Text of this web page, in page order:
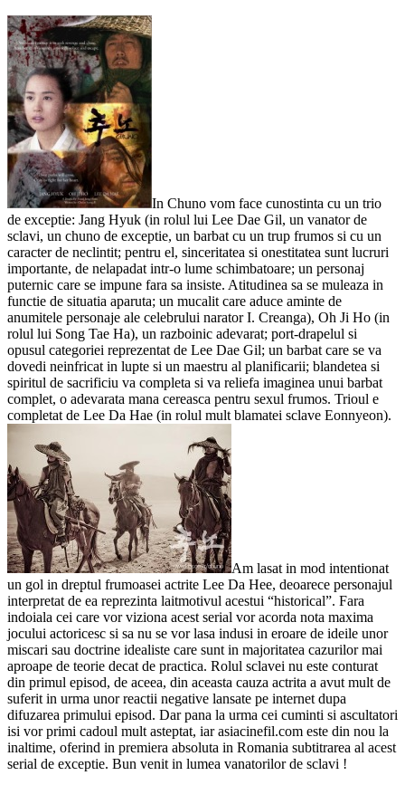
In Chuno vom face cunostinta cu un trio
de exceptie: Jang Hyuk (in rolul lui Lee Dae Gil, un vanator de
sclavi, un chuno de exceptie, un barbat cu un trup frumos si cu un
caracter de neclintit; pentru el, sinceritatea si onestitatea sunt lucruri
importante, de nelapadat intr-o lume schimbatoare; un personaj
puternic care se impune fara sa insiste. Atitudinea sa se muleaza in
functie de situatia aparuta; un mucalit care aduce aminte de
anumitele personaje ale celebrului narator I. Creanga), Oh Ji Ho (in
rolul lui Song Tae Ha), un razboinic adevarat; port-drapelul si
opusul categoriei reprezentat de Lee Dae Gil; un barbat care se va
dovedi neinfricat in lupte si un maestru al planificarii; blandetea si
spiritul de sacrificiu va completa si va reliefa imaginea unui barbat
complet, o adevarata mana cereasca pentru sexul frumos. Trioul e
completat de Lee Da Hae (in rolul mult blamatei sclave Eonnyeon).
Am lasat in mod intentionat
un gol in dreptul frumoasei actrite Lee Da Hee, deoarece personajul
interpretat de ea reprezinta laitmotivul acestui “historical”. Fara
indoiala cei care vor viziona acest serial vor acorda nota maxima
jocului actoricesc si sa nu se vor lasa indusi in eroare de ideile unor
miscari sau doctrine idealiste care sunt in majoritatea cazurilor mai
aproape de teorie decat de practica. Rolul sclavei nu este conturat
din primul episod, de aceea, din aceasta cauza actrita a avut mult de
suferit in urma unor reactii negative lansate pe internet dupa
difuzarea primului episod. Dar pana la urma cei cuminti si ascultatori
isi vor primi cadoul mult asteptat, iar asiacinefil.com este din nou la
inaltime, oferind in premiera absoluta in Romania subtitrarea al acest
serial de exceptie. Bun venit in lumea vanatorilor de sclavi !